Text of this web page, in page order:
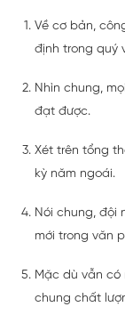
Về cơ bản,
định trong quý
Nhìn chung,
đạt được.
Xét trên tổng
kỳ năm ngoái.
Nói chung, đội
mới trong văn
Mặc dù vẫn có
chung chất